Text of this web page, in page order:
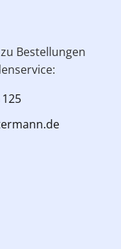
Bestellungen